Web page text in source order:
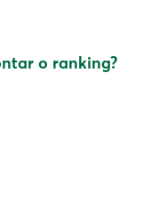
o ranking?